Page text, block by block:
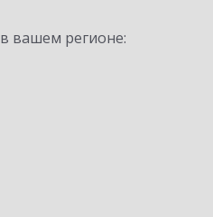
вашем регионе: